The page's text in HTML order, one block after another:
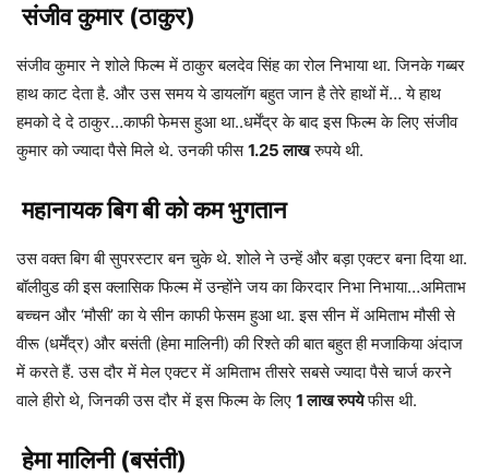
संजीव कुमार (ठाकुर)
संजीव कुमार ने शोले फिल्म में ठाकुर बलदेव सिंह का रोल निभाया था. जिनके गब्बर
हाथ काट देता है. और उस समय ये डायलॉग बहुत जान है तेरे हाथों में… ये हाथ
हमको दे दे ठाकुर…काफी फेमस हुआ था..धर्मेंद्र के बाद इस फिल्म के लिए संजीव
कुमार को ज्यादा पैसे मिले थे. उनकी फीस1.25लाखरुपये थी.
महानायक बिग बी को कम भुगतान
उस वक्त बिग बी सुपरस्टार बन चुके थे. शोले ने उन्हें और बड़ा एक्टर बना दिया था.
बॉलीवुड की इस क्लासिक फिल्म में उन्होंने जय का किरदार निभा निभाया…अमिताभ
बच्चन और ‘मौसी’ का ये सीन काफी फेसम हुआ था. इस सीन में अमिताभ मौसी से
वीरू (धर्मेंद्र) और बसंती (हेमा मालिनी) की रिश्ते की बात बहुत ही मजाकिया अंदाज
में करते हैं. उस दौर में मेल एक्टर में अमिताभ तीसरे सबसे ज्यादा पैसे चार्ज करने
वाले हीरो थे, जिनकी उस दौर में इस फिल्म के लिए 1लाख रुपयेफीस थी.
हेमा मालिनी (बसंती)